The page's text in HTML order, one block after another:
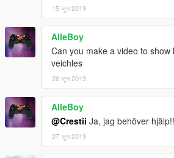
15 जून 2019
AlleBoy
Can you make a video to show
veichles
26 जून 2019
AlleBoy
@Crestii Ja, jag behöver
27 जून 2019